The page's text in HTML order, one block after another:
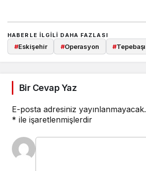
HABERLE ILGILI DAHA FAZLASI
#Eskişehir #Operasyon #Tepebaşı
Bir Cevap Yaz
E-posta adresiniz yayınlanmayacak.
* ile işaretlenmişlerdir